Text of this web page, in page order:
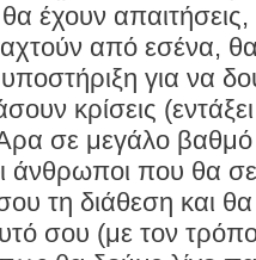
έχουν
από εσένα,
για να
κρίσεις
σε μεγάλο βαθμό
άνθρωποι που θα
τη διάθεση και
σου (με τον